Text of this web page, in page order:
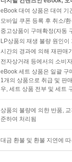
eBook 대여 상품은 대여 기
모바일 쿠폰 등록 후 취소/
중고상품이 구매확정(자동
LP상품의 재생 불량 원인
시간의 경과에 의해 재판매
전자상거래 등에서의 소비
eBook 세트 상품은 일괄 구
1개의 상품으로 취급 및 판
우, 세트 상품 전부 및 세트
상품의 불량에 의한 반품,
준하여 처리됨
대금 환불 및 환불 지연에